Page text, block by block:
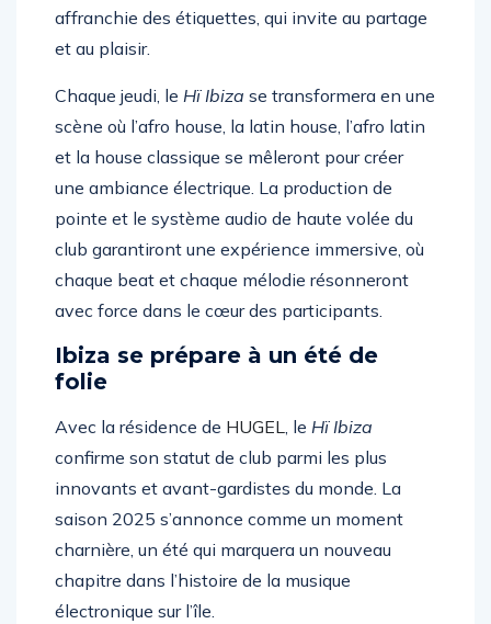
affranchie des étiquettes, qui invite au partage
et au plaisir.
Chaque jeudi, le Hï Ibiza se transformera en une
scène où l’afro house, la latin house, l’afro latin
et la house classique se mêleront pour créer
une ambiance électrique. La production de
pointe et le système audio de haute volée du
club garantiront une expérience immersive, où
chaque beat et chaque mélodie résonneront
avec force dans le cœur des participants.
Ibiza se prépare à un été de
folie
Avec la résidence de HUGEL, le Hï Ibiza
confirme son statut de club parmi les plus
innovants et avant-gardistes du monde. La
saison 2025 s’annonce comme un moment
charnière, un été qui marquera un nouveau
chapitre dans l’histoire de la musique
électronique sur l’île.